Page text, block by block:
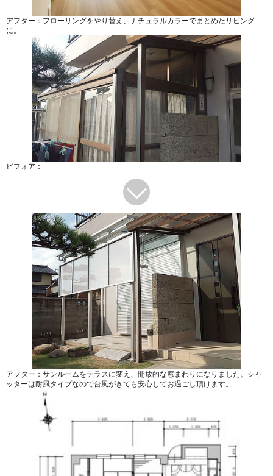
アフター：フローリングをやり替え、ナチュラルカラーでまとめたリビング
に。
ビフォア：
アフター：サンルームをテラスに変え、開放的な窓まわりになりました。シャ
ッターは耐風タイプなので台風がきても安心してお過ごし頂けます。